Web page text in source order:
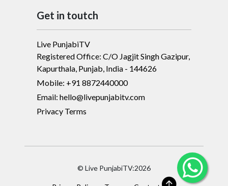
Get in toutch
Live PunjabiTV
Registered Office: C/O Jagjit Singh Gazipur,
Kapurthala, Punjab, India - 144626
Mobile: +91 8872440000
Email: hello@livepunjabitv.com
Privacy Terms
© Live PunjabiTV:2026